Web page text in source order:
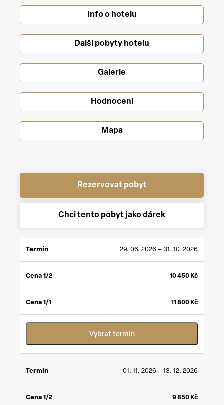
Info o hotelu
Další pobyty hotelu
Galerie
Hodnocení
Mapa
Rezervovat pobyt
Chci tento pobyt jako dárek
1/2*
CENA
1/1**
29. 06. 2026 – 31. 10. 2026
10 450 Kč
11 800 Kč
Vybrat termín
01. 11. 2026 – 13. 12. 2026
9 850 Kč